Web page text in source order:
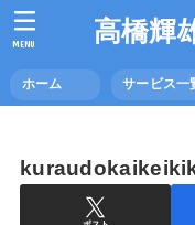
高橋輝
ホーム サービス
MENU